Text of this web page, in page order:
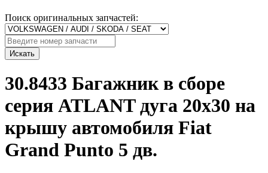
Поиск оригинальных запчастей:
Искать
30.8433 Багажник в сборе
серия ATLANT дуга 20х30 на
крышу автомобиля Fiat
Grand Punto 5 дв.